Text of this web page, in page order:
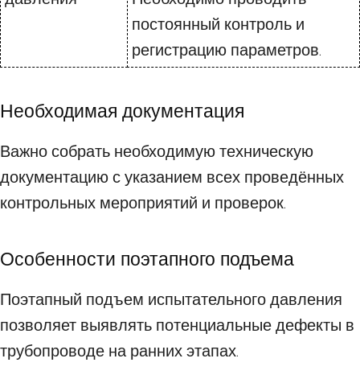
постоянный контроль и
регистрацию параметров.
Необходимая документация
Важно собрать необходимую техническую
документацию с указанием всех проведённых
контрольных мероприятий и проверок.
Особенности поэтапного подъема
Поэтапный подъем испытательного давления
позволяет выявлять потенциальные дефекты в
трубопроводе на ранних этапах.